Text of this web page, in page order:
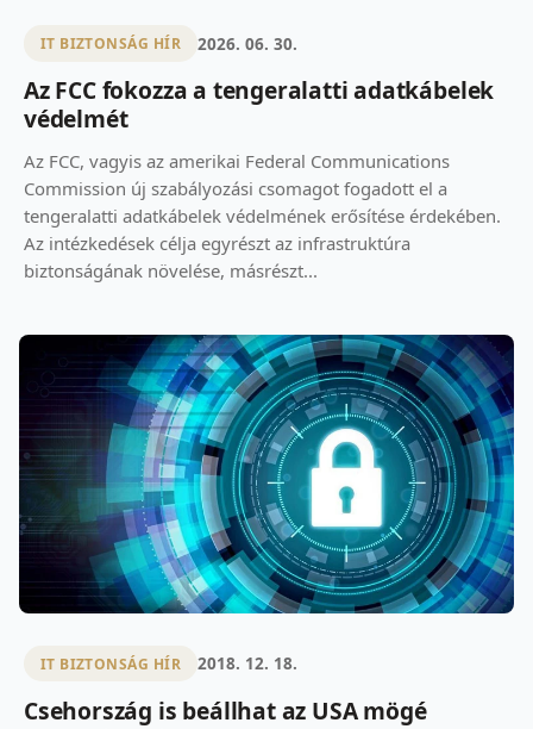
IT BIZTONSÁG HÍR 2026. 06. 30.
Az FCC fokozza a tengeralatti adatkábelek
védelmét
Az FCC, vagyis az amerikai Federal Communications
Commission új szabályozási csomagot fogadott el a
tengeralatti adatkábelek védelmének erősítése érdekében.
Az intézkedések célja egyrészt az infrastruktúra
biztonságának növelése, másrészt...
IT BIZTONSÁG HÍR 2018. 12. 18.
Csehország is beállhat az USA mögé